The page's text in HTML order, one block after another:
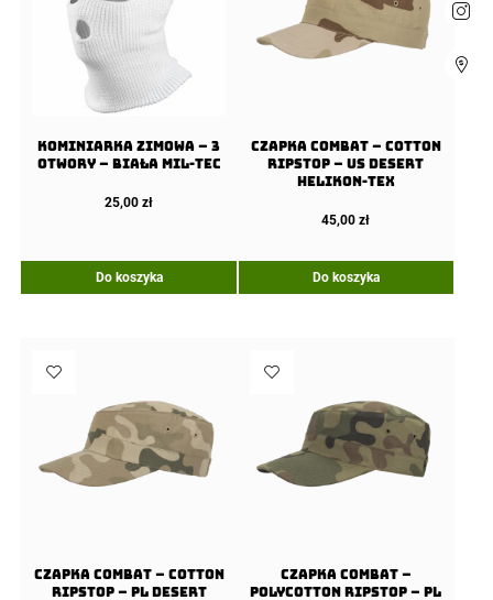
Kominiarka Zimowa – 3
Otwory – Biała Mil-Tec
25,00zł
Do koszyka
Czapka COMBAT – Cotton
Ripstop – US Desert
Helikon-Tex
45,00zł
Do koszyka
Czapka COMBAT – Cotton
Ripstop – PL Desert
Czapka COMBAT –
PolyCotton Ripstop – PL